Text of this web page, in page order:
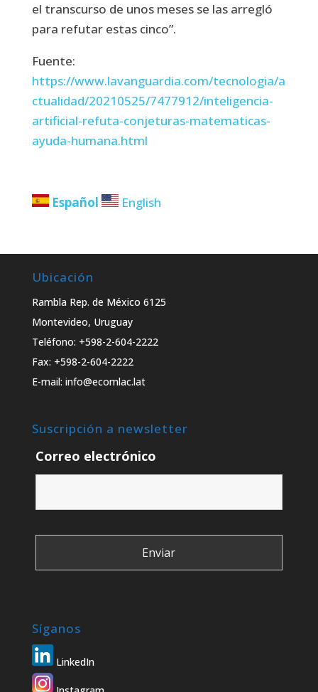
el transcurso de unos meses se las arregló
para refutar estas cinco”.
Fuente:
https://www.lavanguardia.com/tecnologia/a
ctualidad/20210525/7477912/inteligencia-
artificial-refuta-conjeturas-matematicas-
ayuda-humana.html
Español English
Ubicación
Rambla Rep. de México 6125
Montevideo, Uruguay
Teléfono: +598-2-604-2222
Fax: +598-2-604-2222
E-mail: info@ecomlac.lat
Suscripción a newsletter
Correo electrónico
Síganos
LinkedIn